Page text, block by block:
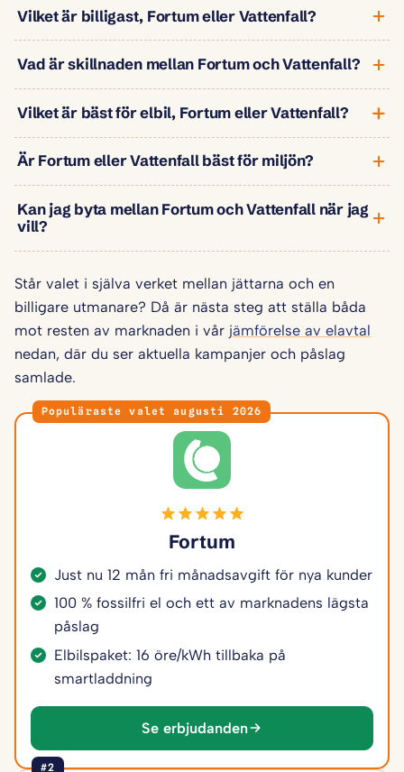
Vilket är billigast, Fortum eller Vattenfall?
Vad är skillnaden mellan Fortum och Vattenfall?
Vilket är bäst för elbil, Fortum eller Vattenfall?
Är Fortum eller Vattenfall bäst för miljön?
Kan jag byta mellan Fortum och Vattenfall när jag
vill?
Står valet i själva verket mellan jättarna och en
billigare utmanare? Då är nästa steg att ställa båda
mot resten av marknaden i vår jämförelse av elavtal
nedan, där du ser aktuella kampanjer och påslag
samlade.
Populäraste valet augusti 2026
Fortum
Just nu 12 mån fri månadsavgift för nya kunder
100 % fossilfri el och ett av marknadens lägsta
påslag
Elbilspaket: 16 öre/kWh tillbaka på
smartladdning
Se erbjudanden
#2